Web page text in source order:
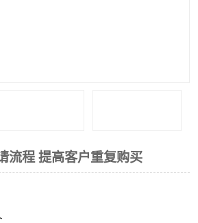
流程 提高客户重复购买